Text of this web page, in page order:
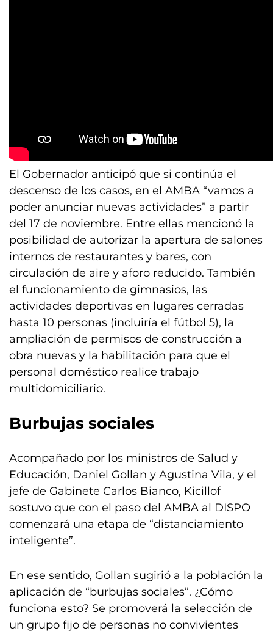
El Gobernador anticipó que si continúa el
descenso de los casos, en el AMBA “vamos a
poder anunciar nuevas actividades” a partir
del 17 de noviembre. Entre ellas mencionó la
posibilidad de autorizar la apertura de salones
internos de restaurantes y bares, con
circulación de aire y aforo reducido. También
el funcionamiento de gimnasios, las
actividades deportivas en lugares cerradas
hasta 10 personas (incluiría el fútbol 5), la
ampliación de permisos de construcción a
obra nuevas y la habilitación para que el
personal doméstico realice trabajo
multidomiciliario.
Burbujas sociales
Acompañado por los ministros de Salud y
Educación, Daniel Gollan y Agustina Vila, y el
jefe de Gabinete Carlos Bianco, Kicillof
sostuvo que con el paso del AMBA al DISPO
comenzará una etapa de “distanciamiento
inteligente”.
En ese sentido, Gollan sugirió a la población la
aplicación de “burbujas sociales”. ¿Cómo
funciona esto? Se promoverá la selección de
un grupo fijo de personas no convivientes